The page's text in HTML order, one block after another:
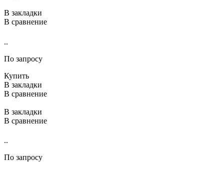
В закладки
В сравнение
..
По запросу
Купить
В закладки
В сравнение
В закладки
В сравнение
..
По запросу